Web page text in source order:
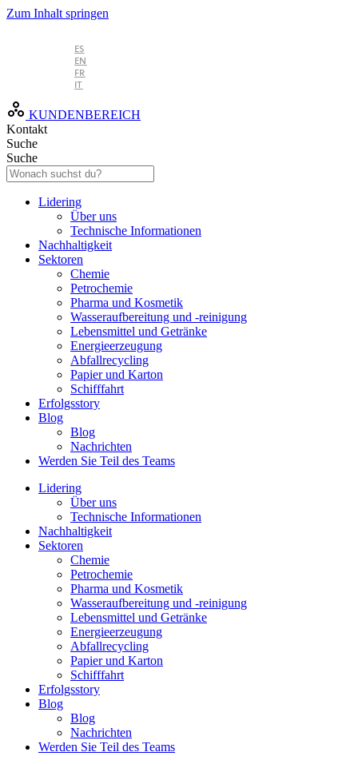
Zum Inhalt springen
ES
EN
FR
IT
KUNDENBEREICH
Kontakt
Suche
Suche
Lidering
Über uns
Technische Informationen
Nachhaltigkeit
Sektoren
Chemie
Petrochemie
Pharma und Kosmetik
Wasseraufbereitung und -reinigung
Lebensmittel und Getränke
Energieerzeugung
Abfallrecycling
Papier und Karton
Schifffahrt
Erfolgsstory
Blog
Blog
Nachrichten
Werden Sie Teil des Teams
Lidering
Über uns
Technische Informationen
Nachhaltigkeit
Sektoren
Chemie
Petrochemie
Pharma und Kosmetik
Wasseraufbereitung und -reinigung
Lebensmittel und Getränke
Energieerzeugung
Abfallrecycling
Papier und Karton
Schifffahrt
Erfolgsstory
Blog
Blog
Nachrichten
Werden Sie Teil des Teams